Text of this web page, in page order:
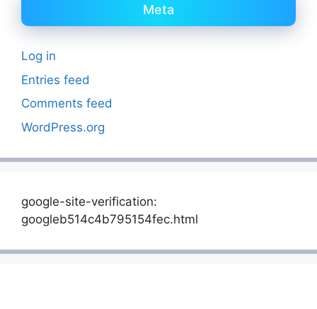
Meta
Log in
Entries feed
Comments feed
WordPress.org
google-site-verification:
googleb514c4b795154fec.html